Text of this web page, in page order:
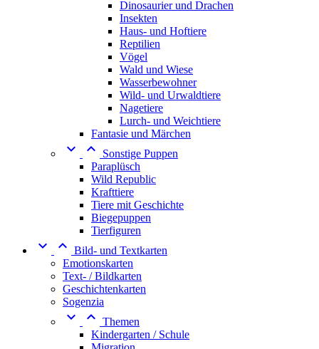
Dinosaurier und Drachen
Insekten
Haus- und Hoftiere
Reptilien
Vögel
Wald und Wiese
Wasserbewohner
Wild- und Urwaldtiere
Nagetiere
Lurch- und Weichtiere
Fantasie und Märchen
 
Sonstige Puppen
Paraplüsch
Wild Republic
Krafttiere
Tiere mit Geschichte
Biegepuppen
Tierfiguren
  Bild- und Textkarten
Emotionskarten
Text- / Bildkarten
Geschichtenkarten
Sogenzia
  Themen
Kindergarten / Schule